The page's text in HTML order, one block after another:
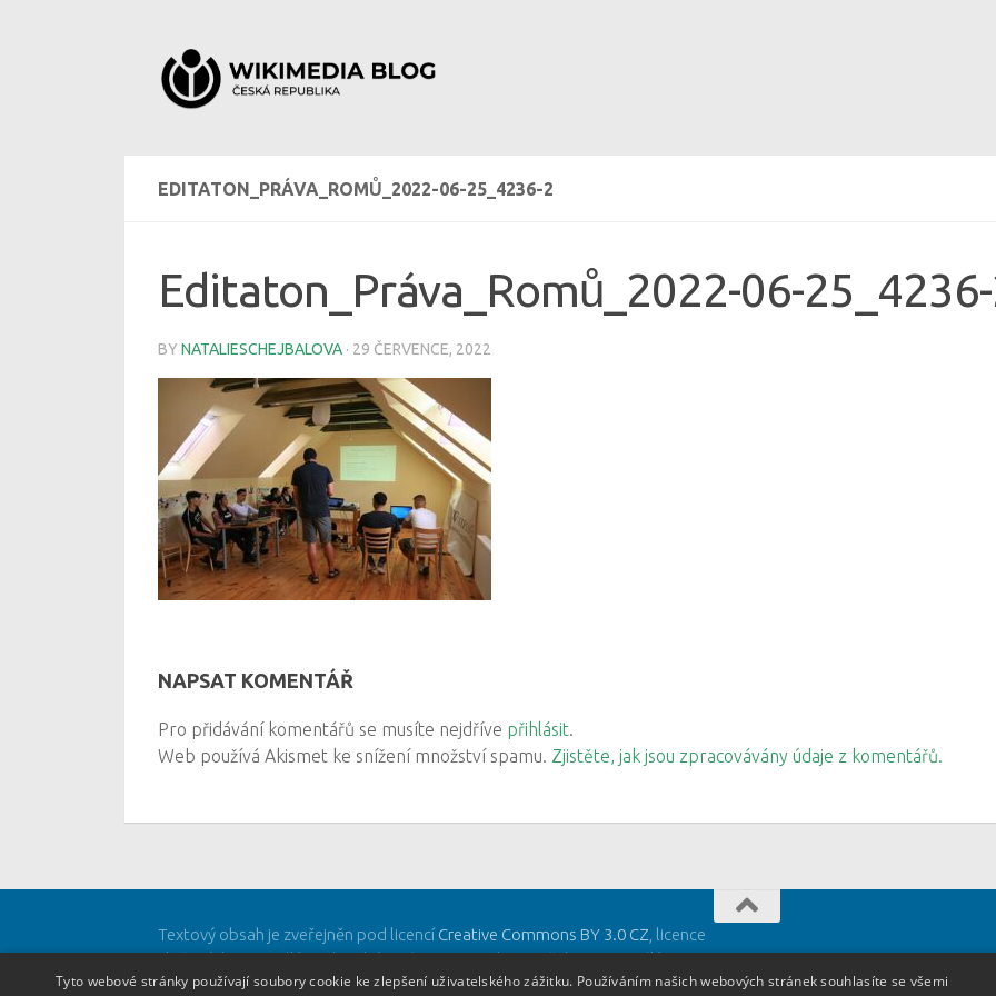
EDITATON_PRÁVA_ROMŮ_2022-06-25_4236-2
Editaton_Práva_Romů_2022-06-
BY NATALIESCHEJBALOVA · 29 ČERVENCE, 2022
NAPSAT KOMENTÁŘ
Pro přidávání komentářů se musíte nejdříve přihlásit.
Web používá Akismet ke snížení množství spamu. Zjistěte, jak jsou zpracovávány údaje z komentářů.
Textový obsah je zveřejněn pod licencíCreative Commons BY 3.0 CZ , licence
vložených materiálů mohou být jiné a jsou uvedeny u těchto materiálů.
Powered by - Designed withHueman Pro
Tyto webové stránky používají soubory cookie ke zlepšení uživatelského zážitku. Používáním našich webových stránek souhlasíte se všemi